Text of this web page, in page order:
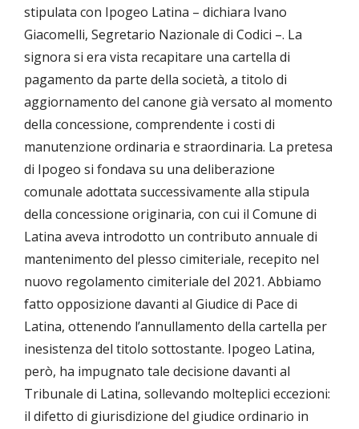
stipulata con Ipogeo Latina – dichiara Ivano
Giacomelli, Segretario Nazionale di Codici –. La
signora si era vista recapitare una cartella di
pagamento da parte della società, a titolo di
aggiornamento del canone già versato al momento
della concessione, comprendente i costi di
manutenzione ordinaria e straordinaria. La pretesa
di Ipogeo si fondava su una deliberazione
comunale adottata successivamente alla stipula
della concessione originaria, con cui il Comune di
Latina aveva introdotto un contributo annuale di
mantenimento del plesso cimiteriale, recepito nel
nuovo regolamento cimiteriale del 2021. Abbiamo
fatto opposizione davanti al Giudice di Pace di
Latina, ottenendo l’annullamento della cartella per
inesistenza del titolo sottostante. Ipogeo Latina,
però, ha impugnato tale decisione davanti al
Tribunale di Latina, sollevando molteplici eccezioni:
il difetto di giurisdizione del giudice ordinario in